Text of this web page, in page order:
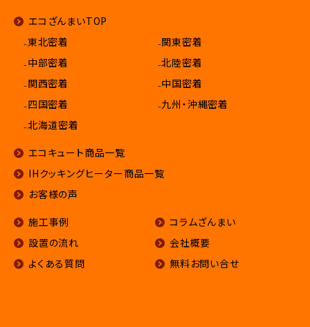
エコざんまいTOP
₋東北密着
₋関東密着
₋中部密着
₋北陸密着
₋関西密着
₋中国密着
₋四国密着
₋九州・沖縄密着
₋北海道密着
エコキュート商品一覧
IHクッキングヒーター商品一覧
お客様の声
施工事例
設置の流れ
よくある質問
コラムざんまい
会社概要
無料お問い合せ